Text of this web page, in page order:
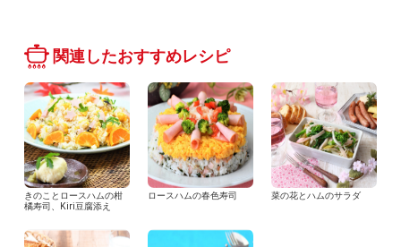
関連したおすすめレシピ
きのことロースハムの柑
橘寿司、Kiri豆腐添え
ロースハムの春色寿司 菜の花とハムのサラダ